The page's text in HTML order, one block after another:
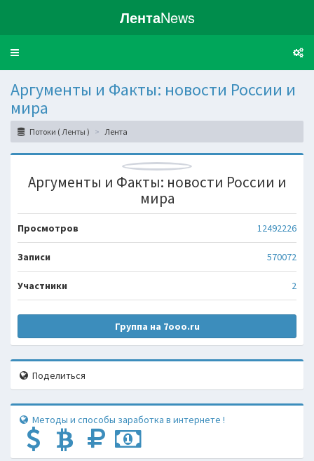
ЛентаNews
Toggle
Аргументы и Факты: новости России и
мира
Потоки ( Ленты ) Лента
Аргументы и Факты: новости России и
мира
Просмотров 12492226
Записи 570072
Участники 2
Группа на 7ooo.ru
Поделиться
Методы и способы заработка в интернете !